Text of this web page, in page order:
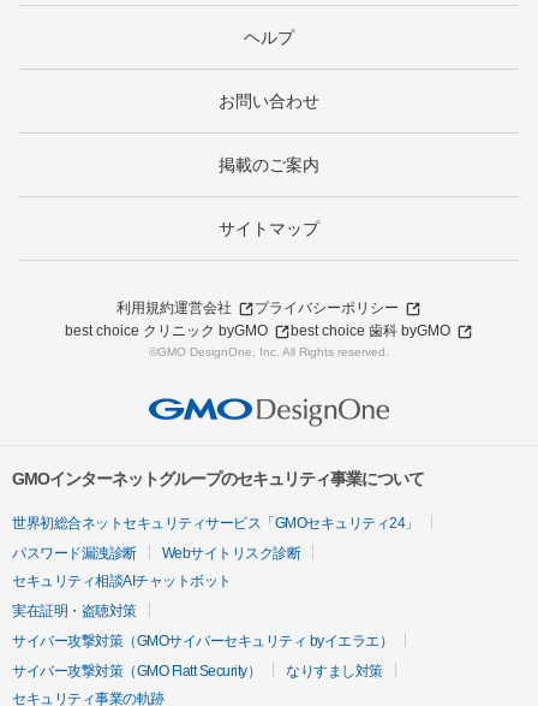
ヘルプ
お問い合わせ
掲載のご案内
サイトマップ
利用規約運営会社
プライバシーポリシー
best choice クリニック byGMO
best choice 歯科 byGMO
©GMO DesignOne, Inc. All Rights reserved.
GMOインターネットグループのセキュリティ事業について
世界初総合ネットセキュリティサービス「GMOセキュリティ24」
パスワード漏洩診断
Webサイトリスク診断
セキュリティ相談AIチャットボット
実在証明・盗聴対策
サイバー攻撃対策（GMOサイバーセキュリティ byイエラエ）
サイバー攻撃対策（GMO Flatt Security）
なりすまし対策
セキュリティ事業の軌跡